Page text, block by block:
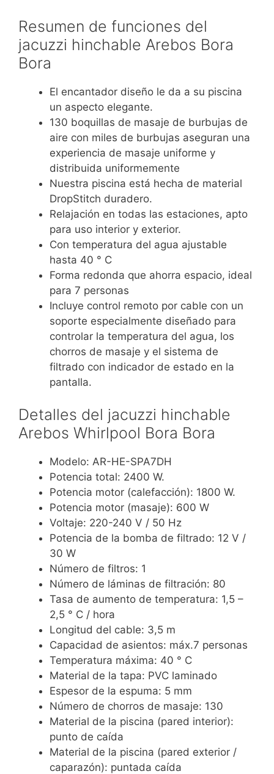
Resumen de funciones del
jacuzzi hinchable Arebos Bora
Bora
El encantador diseño le da a su piscina
un aspecto elegante.
130 boquillas de masaje de burbujas de
aire con miles de burbujas aseguran una
experiencia de masaje uniforme y
distribuida uniformemente
Nuestra piscina está hecha de material
DropStitch duradero.
Relajación en todas las estaciones, apto
para uso interior y exterior.
Con temperatura del agua ajustable
hasta 40 ° C
Forma redonda que ahorra espacio, ideal
para 7 personas
Incluye control remoto por cable con un
soporte especialmente diseñado para
controlar la temperatura del agua, los
chorros de masaje y el sistema de
filtrado con indicador de estado en la
pantalla.
Detalles del jacuzzi hinchable
Arebos Whirlpool Bora Bora
Modelo: AR-HE-SPA7DH
Potencia total: 2400 W.
Potencia motor (calefacción): 1800 W.
Potencia motor (masaje): 600 W
Voltaje: 220-240 V / 50 Hz
Potencia de la bomba de filtrado: 12 V /
30 W
Número de filtros: 1
Número de láminas de filtración: 80
Tasa de aumento de temperatura: 1,5 –
2,5 ° C / hora
Longitud del cable: 3,5 m
Capacidad de asientos: máx.7 personas
Temperatura máxima: 40 ° C
Material de la tapa: PVC laminado
Espesor de la espuma: 5 mm
Número de chorros de masaje: 130
Material de la piscina (pared interior):
punto de caída
Material de la piscina (pared exterior /
caparazón): puntada caída